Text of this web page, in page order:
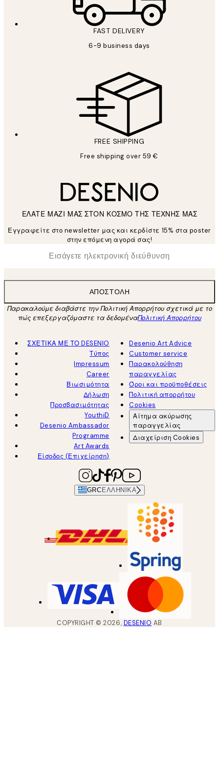
FAST DELIVERY
6-9 business days
FREE SHIPPING
Free shipping over 59 €
ΕΛΑΤΕ ΜΑΖΙ ΜΑΣ ΣΤΟΝ ΚΟΣΜΟ ΤΗΣ ΤΕΧΝΗΣ ΜΑΣ
Εγγραφείτε στο newsletter μας και κερδίστε 15% στα poster
στην επόμενη αγορά σας!
Ηλεκτρονική Διεύθυνση
ΑΠΟΣΤΟΛΉ
Παρακαλούμε διαβάστε την Πολιτική Απορρήτου σχετικά με το
πώς επεξεργαζόμαστε τα δεδομέναΠολιτική Απορρήτου
ΣΧΕΤΙΚΑ ΜΕ ΤΟ DESENIO
Τύπος
Impressum
Career
Βιωσιμότητα
Δήλωση
Προσβασιμότητας
YouthiD
Desenio Ambassador
Programme
Art Awards
Είσοδος (Επιχείρηση)
Desenio Art Advice
Customer service
Παρακολούθηση
παραγγελίας
Όροι και προϋποθέσεις
Πολιτική απορρήτου
Cookies
Αίτημα ακύρωσης
παραγγελίας
Διαχείριση Cookies
GRC ΕΛΛΗΝΙΚΆ
COPYRIGHT ©2026, DESENIO AB